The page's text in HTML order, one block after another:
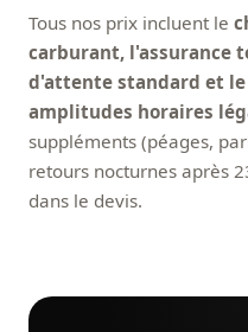
Tous nos prix incluent le
carburant, l'assurance
d'attente standard et
amplitudes horaires
suppléments (péages,
retours nocturnes après
dans le devis.